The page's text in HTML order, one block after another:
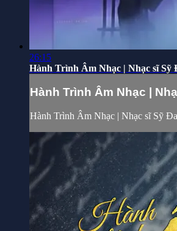
26:15
Hành Trình Âm Nhạc | Nhạc sĩ Sỹ
Hành Trình Âm Nhạc |
Hành Trình Âm Nhạc | Nhạc sĩ Sỹ